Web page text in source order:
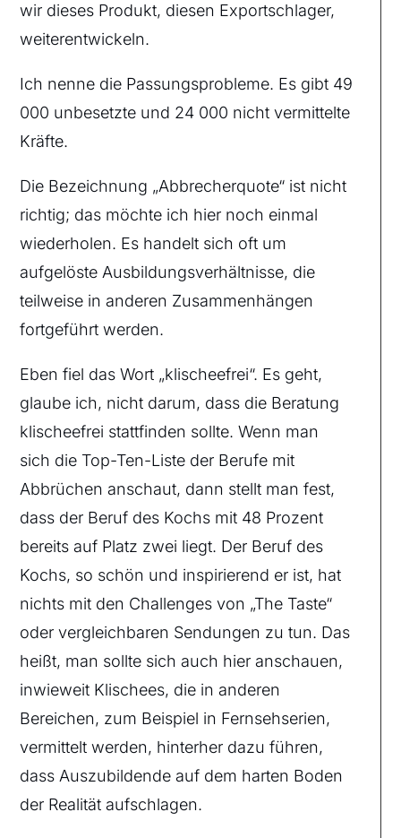
wir dieses Produkt, diesen Exportschlager,
weiterentwickeln.
Ich nenne die Passungsprobleme. Es gibt 49
000 unbesetzte und 24 000 nicht vermittelte
Kräfte.
Die Bezeichnung „Abbrecherquote“ ist nicht
richtig; das möchte ich hier noch einmal
wiederholen. Es handelt sich oft um
aufgelöste Ausbildungsverhältnisse, die
teilweise in anderen Zusammenhängen
fortgeführt werden.
Eben fiel das Wort „klischeefrei“. Es geht,
glaube ich, nicht darum, dass die Beratung
klischeefrei stattfinden sollte. Wenn man
sich die Top-Ten-Liste der Berufe mit
Abbrüchen anschaut, dann stellt man fest,
dass der Beruf des Kochs mit 48 Prozent
bereits auf Platz zwei liegt. Der Beruf des
Kochs, so schön und inspirierend er ist, hat
nichts mit den Challenges von „The Taste“
oder vergleichbaren Sendungen zu tun. Das
heißt, man sollte sich auch hier anschauen,
inwieweit Klischees, die in anderen
Bereichen, zum Beispiel in Fernsehserien,
vermittelt werden, hinterher dazu führen,
dass Auszubildende auf dem harten Boden
der Realität aufschlagen.